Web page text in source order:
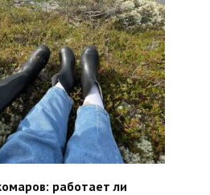
работает ли